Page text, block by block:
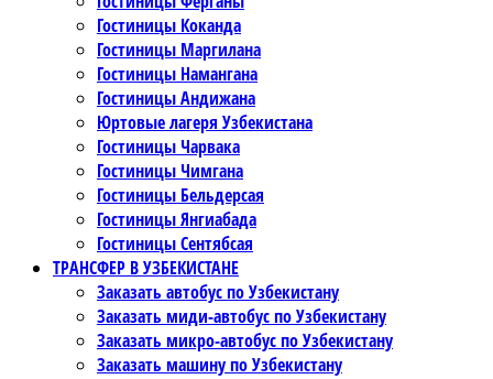
Гостиницы Коканда
Гостиницы Маргилана
Гостиницы Намангана
Гостиницы Андижана
Юртовые лагеря Узбекистана
Гостиницы Чарвака
Гостиницы Чимгана
Гостиницы Бельдерсая
Гостиницы Янгиабада
Гостиницы Сентябсая
ТРАНСФЕР В УЗБЕКИСТАНЕ
Заказать автобус по Узбекистану
Заказать миди-автобус по Узбекистану
Заказать микро-автобус по Узбекистану
Заказать машину по Узбекистану